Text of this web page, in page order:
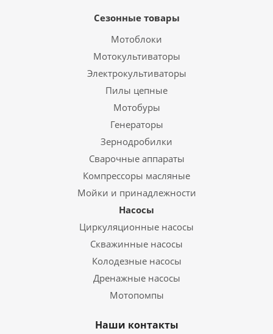
Сезонные товары
Мотоблоки
Мотокультиваторы
Электрокультиваторы
Пилы цепные
Мотобуры
Генераторы
Зернодробилки
Сварочные аппараты
Компрессоры масляные
Мойки и принадлежности
Насосы
Циркуляционные насосы
Скважинные насосы
Колодезные насосы
Дренажные насосы
Мотопомпы
Наши контакты